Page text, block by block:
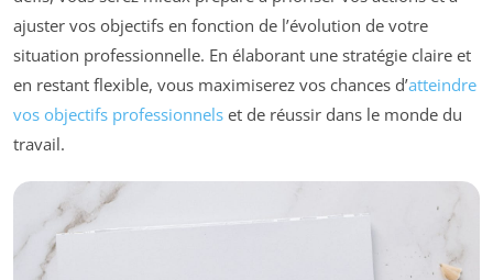
ajuster vos objectifs en fonction de l’évolution de votre
situation professionnelle. En élaborant une stratégie claire et
en restant flexible, vous maximiserez vos chances d’atteindre
vos objectifs professionnels et de réussir dans le monde du
travail.